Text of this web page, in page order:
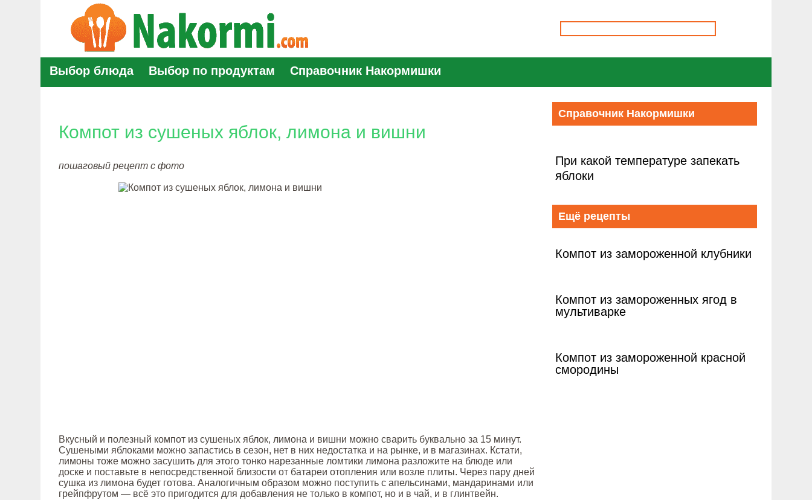
Выбор блюда Выбор по продуктам Справочник Накормишки
Компот из сушеных яблок, лимона и вишни
пошаговый рецепт с фото
Вкусный и полезный компот из сушеных яблок, лимона и вишни можно сварить буквально за 15 минут.
Сушеными яблоками можно запастись в сезон, нет в них недостатка и на рынке, и в магазинах. Кстати,
лимоны тоже можно засушить для этого тонко нарезанные ломтики лимона разложите на блюде или
доске и поставьте в непосредственной близости от батареи отопления или возле плиты. Через пару дней
сушка из лимона будет готова. Аналогичным образом можно поступить с апельсинами, мандаринами или
грейпфрутом — всё это пригодится для добавления не только в компот, но и в чай, и в глинтвейн.
Справочник Накормишки
При какой температуре запекать
яблоки
Ещё рецепты
Компот из замороженной клубники
Компот из замороженных ягод в
мультиварке
Компот из замороженной красной
смородины